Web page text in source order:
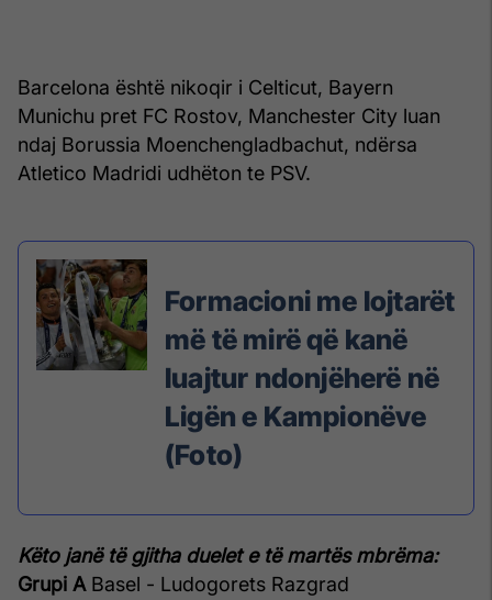
Barcelona është nikoqir i Celticut, Bayern
Munichu pret FC Rostov, Manchester City luan
ndaj Borussia Moenchengladbachut, ndërsa
Atletico Madridi udhëton te PSV.
Formacioni me lojtarët
më të mirë që kanë
luajtur ndonjëherë në
Ligën e Kampionëve
(Foto)
Këto janë të gjitha duelet e të martës mbrëma:
Grupi ABasel - Ludogorets Razgrad